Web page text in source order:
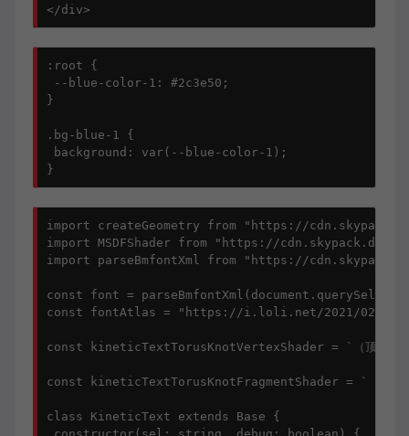
:root {
--blue-color-1: #2c3e50;
}
.bg-blue-1 {
background: var(--blue-color-1);
import createGeometry from "https://
import MSDFShader from "https://cdn.skypack.dev/
import parseBmfontXml from "https://
const font =
const fontAtlas = "https://i.loli.net/2021/02/20/
const kineticTextTorusKnotVertexShader = `（顶点着色
const kineticTextTorusKnotFragmentShader = `（片元着
class KineticText extends Base {